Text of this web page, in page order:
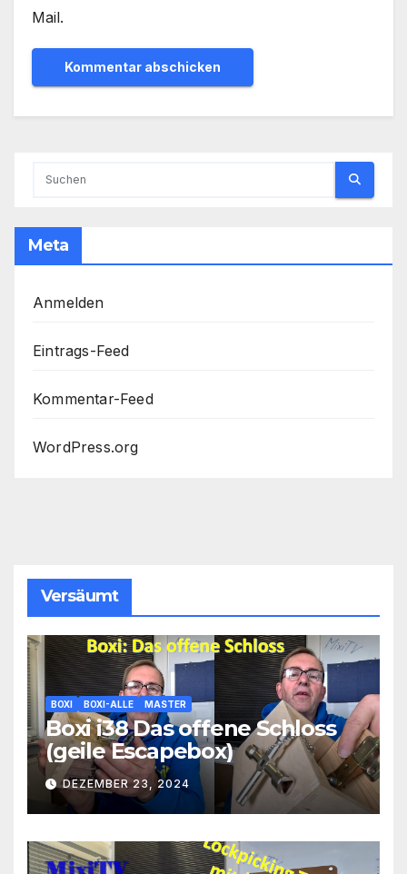
Mail.
Meta
Anmelden
Eintrags-Feed
Kommentar-Feed
WordPress.org
Versäumt
BOXI BOXI-ALLE MASTER
Boxi i38 Das offene Schloss
(geile Escapebox)
DEZEMBER 23, 2024